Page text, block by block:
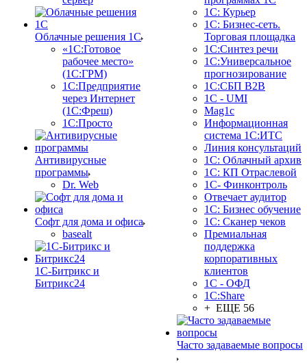
Облачные решения 1С
«1C:Готовое
рабочее место»
(1С:ГРМ)
1С:Предприятие
через Интернет
(1С:Фреш)
1С:Просто
Антивирусные
программы
Dr. Web
Софт для дома и офиса
basealt
1С-Битрикс и
Битрикс24
1С: Курьер
1С: Бизнес-сеть.
Торговая площадка
1С:Синтез речи
1С:Универсальное
прогнозирование
1С:СБП B2B
1C - UMI
Mag1c
Информационная
система 1С:ИТС
Линия консультаций
1С: Облачный архив
1С: КП Отраслевой
1С- Финконтроль
Отвечает аудитор
1С: Бизнес обучение
1С: Сканер чеков
Премиальная
поддержка
корпоративных
клиентов
1С - ОФД
1С:Share
+ ЕЩЕ 56
Часто задаваемые вопросы